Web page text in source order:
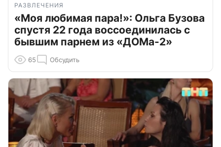
РАЗВЛЕЧЕНИЯ
«Моя любимая пара!»: Ольга Бузова
спустя 22 года воссоединилась с
бывшим парнем из «ДОМа-2»
65 Обсудить